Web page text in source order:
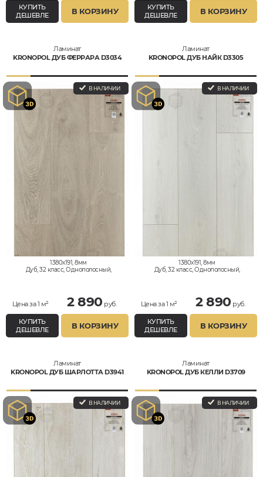
КУПИТЬ
ДЕШЕВЛЕ
В КОРЗИНУ
КУПИТЬ
ДЕШЕВЛЕ
В КОРЗИНУ
Ламинат
KRONOPOL ДУБ ФЕРРАРА D3034
В НАЛИЧИИ
1380x191, 8мм
Дуб, 32 класс, Однополосный,
Цена за 1 м² 2 890 руб.
КУПИТЬ
ДЕШЕВЛЕ
В КОРЗИНУ
Ламинат
KRONOPOL ДУБ НАЙК D3305
В НАЛИЧИИ
1380x191, 8мм
Дуб, 32 класс, Однополосный,
Цена за 1 м² 2 890 руб.
КУПИТЬ
ДЕШЕВЛЕ
В КОРЗИНУ
Ламинат
KRONOPOL ДУБ ШАРЛОТТА D3941
В НАЛИЧИИ
Ламинат
KRONOPOL ДУБ КЕЛЛИ D3709
В НАЛИЧИИ